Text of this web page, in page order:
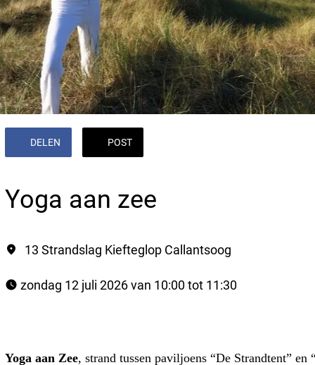
DELEN POST
Yoga aan zee
13 Strandslag Kiefteglop Callantsoog
zondag 12 juli 2026 van 10:00 tot 11:30
Yoga aan Zee, strand tussen paviljoens “De Strandtent”